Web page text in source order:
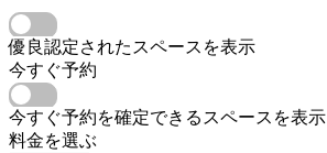
優良認定されたスペースを表示
今すぐ予約
今すぐ予約を確定できるスペースを表示
料金を選ぶ